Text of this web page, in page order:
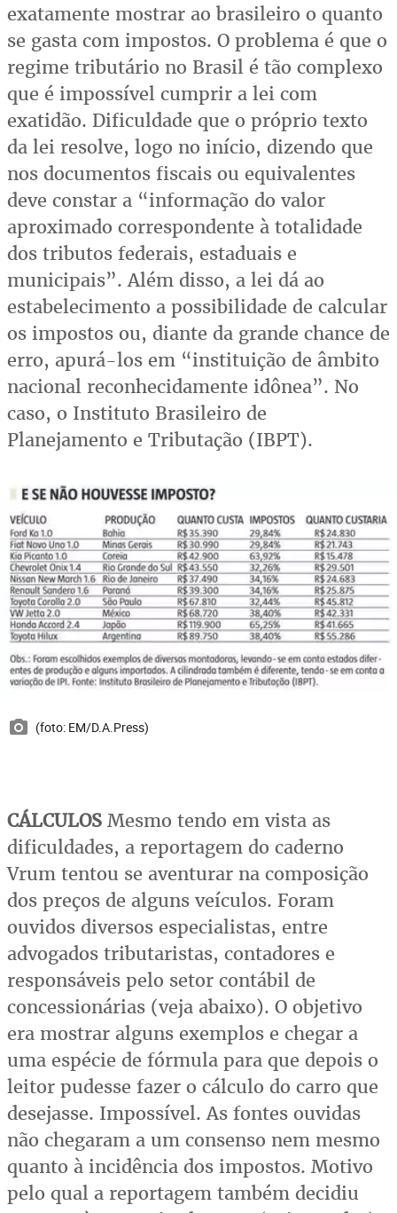
exatamente mostrar ao brasileiro o quanto
se gasta com impostos. O problema é que o
regime tributário no Brasil é tão complexo
que é impossível cumprir a lei com
exatidão. Dificuldade que o próprio texto
da lei resolve, logo no início, dizendo que
nos documentos fiscais ou equivalentes
deve constar a “informação do valor
aproximado correspondente à totalidade
dos tributos federais, estaduais e
municipais”. Além disso, a lei dá ao
estabelecimento a possibilidade de calcular
os impostos ou, diante da grande chance de
erro, apurá-los em “instituição de âmbito
nacional reconhecidamente idônea”. No
caso, o Instituto Brasileiro de
Planejamento e Tributação (IBPT).
(foto: EM/D.A.Press)
CÁLCULOS Mesmo tendo em vista as
dificuldades, a reportagem do caderno
Vrum tentou se aventurar na composição
dos preços de alguns veículos. Foram
ouvidos diversos especialistas, entre
advogados tributaristas, contadores e
responsáveis pelo setor contábil de
concessionárias (veja abaixo). O objetivo
era mostrar alguns exemplos e chegar a
uma espécie de fórmula para que depois o
leitor pudesse fazer o cálculo do carro que
desejasse. Impossível. As fontes ouvidas
não chegaram a um consenso nem mesmo
quanto à incidência dos impostos. Motivo
pelo qual a reportagem também decidiu